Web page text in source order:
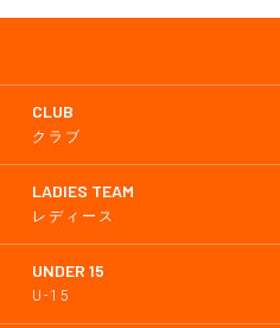
CLUB
クラブ
LADIES TEAM
レディース
UNDER 15
U-15